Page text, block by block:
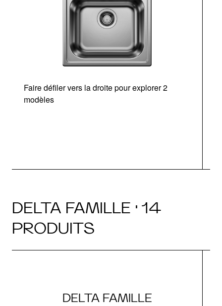
Faire défiler vers la droite pour explorer 2
modèles
DELTA FAMILLE · 14
PRODUITS
DELTA FAMILLE